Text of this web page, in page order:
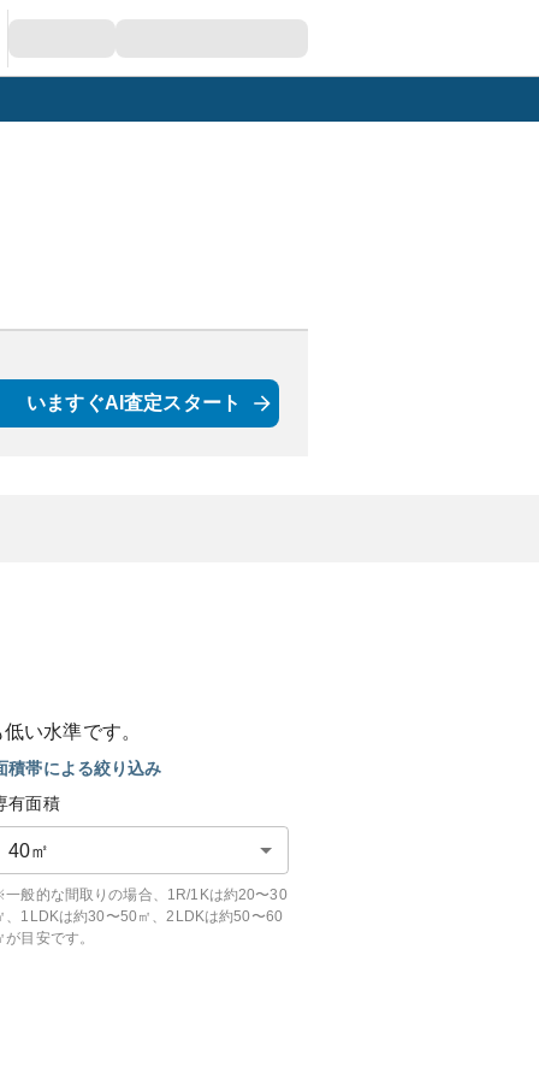
いますぐAI査定スタート
低い水準です。
積帯による絞り込み
有面積
40㎡
般的な間取りの場合、1R/1Kは約20〜30
、1LDKは約30〜50㎡、2LDKは約50〜60
が目安です。